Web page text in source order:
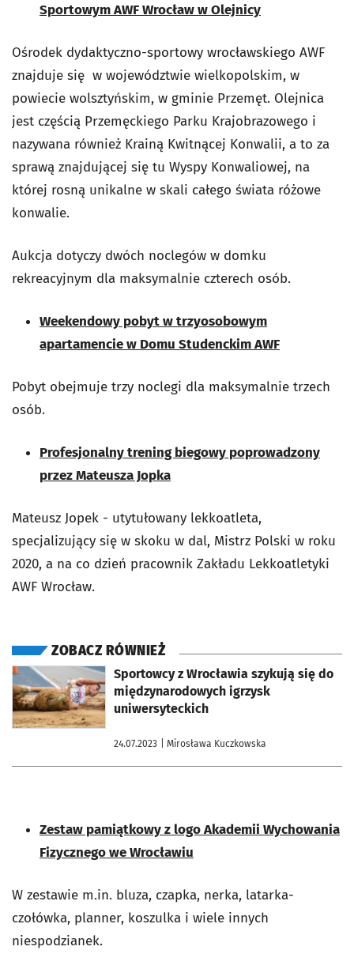
Sportowym AWF Wrocław w Olejnicy
Ośrodek dydaktyczno-sportowy wrocławskiego AWF
znajduje się w województwie wielkopolskim, w
powiecie wolsztyńskim, w gminie Przemęt. Olejnica
jest częścią Przemęckiego Parku Krajobrazowego i
nazywana również Krainą Kwitnącej Konwalii, a to za
sprawą znajdującej się tu Wyspy Konwaliowej, na
której rosną unikalne w skali całego świata różowe
konwalie.
Aukcja dotyczy dwóch noclegów w domku
rekreacyjnym dla maksymalnie czterech osób.
Weekendowy pobyt w trzyosobowym
apartamencie w Domu Studenckim AWF
Pobyt obejmuje trzy noclegi dla maksymalnie trzech
osób.
Profesjonalny trening biegowy poprowadzony
przez Mateusza Jopka
Mateusz Jopek - utytułowany lekkoatleta,
specjalizujący się w skoku w dal, Mistrz Polski w roku
2020, a na co dzień pracownik Zakładu Lekkoatletyki
AWF Wrocław.
ZOBACZ RÓWNIEŻ
Sportowcy z Wrocławia szykują się do
międzynarodowych igrzysk
uniwersyteckich
24.07.2023 | Mirosława Kuczkowska
otworzy się w nowej karcie
Zestaw pamiątkowy z logo Akademii Wychowania
Fizycznego we Wrocławiu
W zestawie m.in. bluza, czapka, nerka, latarka-
czołówka, planner, koszulka i wiele innych
niespodzianek.